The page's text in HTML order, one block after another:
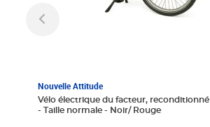
Nouvelle Attitude
Vélo électrique du facteur, reconditionné
- Taille normale - Noir/ Rouge